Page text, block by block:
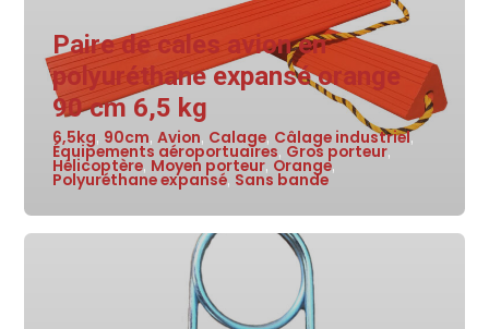
Paire de cales avion en
polyuréthane expansé orange
90 cm 6,5 kg
6,5kg, 90cm, Avion, Calage, Câlage industriel,
Équipements aéroportuaires, Gros porteur,
Hélicoptère, Moyen porteur, Orange,
Polyuréthane expansé, Sans bande